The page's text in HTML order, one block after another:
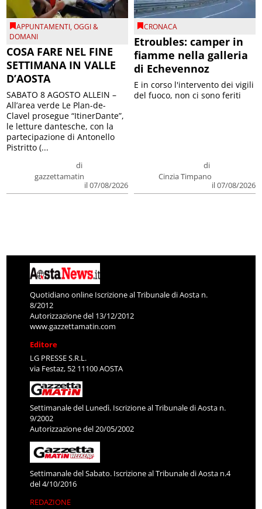
APPUNTAMENTI,OGGI &
DOMANI
COSA FARE NEL FINE
SETTIMANA IN VALLE
D’AOSTA
di
gazzettamatin
il 07/08/2026
SABATO 8 AGOSTO ALLEIN –
All’area verde Le Plan-de-
Clavel prosegue “ItinerDante”,
le letture dantesche, con la
partecipazione di Antonello
Pistritto (...
CRONACA
Etroubles: camper in
fiamme nella galleria
di Echevennoz
di
Cinzia Timpano
il 07/08/2026
E in corso l'intervento dei vigili
del fuoco, non ci sono feriti
Quotidiano online Iscrizione al Tribunale di Aosta n.
8/2012
Autorizzazione del 13/12/2012
www.gazzettamatin.com
Editore
LG PRESSE S.R.L.
via Festaz, 52 11100 AOSTA
Settimanale del Lunedì. Iscrizione al Tribunale di Aosta n.
9/2002
Autorizzazione del 20/05/2002
Settimanale del Sabato. Iscrizione al Tribunale di Aosta n.4
del 4/10/2016
REDAZIONE